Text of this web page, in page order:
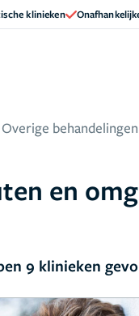
klinieken
Overige behandelingen
en
9 klinieken